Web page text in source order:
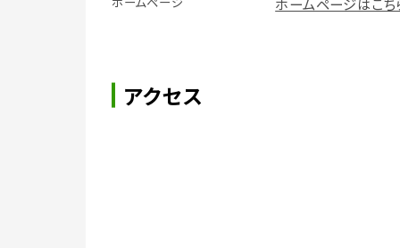
アクセス